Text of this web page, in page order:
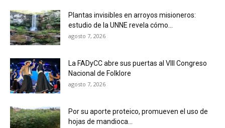
Plantas invisibles en arroyos misioneros:
estudio de la UNNE revela cómo...
agosto 7, 2026
La FADyCC abre sus puertas al VIII Congreso
Nacional de Folklore
agosto 7, 2026
Por su aporte proteico, promueven el uso de
hojas de mandioca...